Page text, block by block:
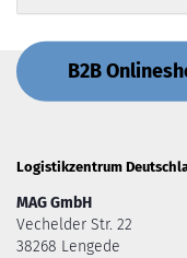
B2B
Logistikzentrum
MAG GmbH
Vechelder Str. 22
38268 Lengede